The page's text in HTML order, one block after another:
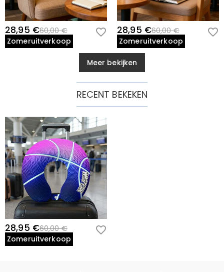
28,95 €60,00 €
Zomeruitverkoop
28,95 €60,00 €
Zomeruitverkoop
Meer bekijken
RECENT BEKEKEN
28,95 €60,00 €
Zomeruitverkoop